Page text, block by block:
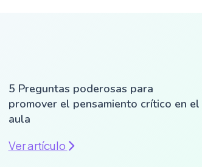
5 Preguntas poderosas para
promover el pensamiento crítico en el
aula
Ver artículo